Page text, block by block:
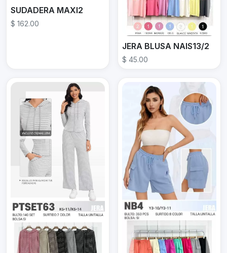
SUDADERA MAXI2
$ 162.00
JERA BLUSA NAIS13/2
$ 45.00